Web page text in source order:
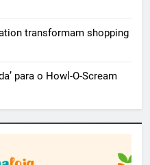
transformam shopping
para o Howl-O-Scream